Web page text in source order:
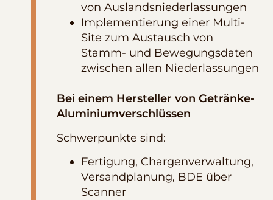
von Auslandsniederlassungen
Implementierung einer Multi-
Site zum Austausch von
Stamm- und Bewegungsdaten
zwischen allen Niederlassungen
Bei einem Hersteller von Getränke-
Aluminiumverschlüssen
Schwerpunkte sind:
Fertigung, Chargenverwaltung,
Versandplanung, BDE über
Scanner